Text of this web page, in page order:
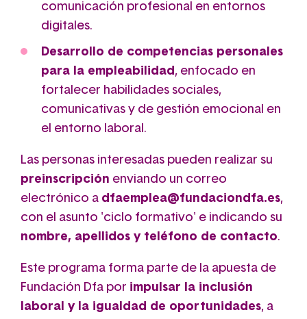
comunicación profesional en entornos
digitales.
Desarrollo de competencias personales
para la empleabilidad , enfocado en
fortalecer habilidades sociales,
comunicativas y de gestión emocional en
el entorno laboral.
Las personas interesadas pueden realizar su
preinscripción enviando un correo
electrónico a dfaemplea@fundaciondfa.es,
con el asunto 'ciclo formativo' e indicando su
nombre, apellidos y teléfono de contacto.
Este programa forma parte de la apuesta de
Fundación Dfa por impulsar la inclusión
laboral y la igualdad de oportunidades, a